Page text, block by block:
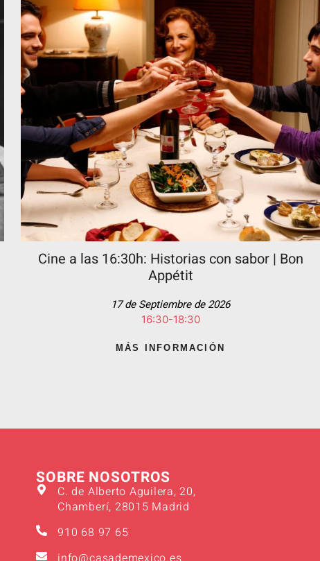
Cine a las 16:30h: Historias con sabor | Bon
Appétit
17 de Septiembre de 2026
16:30-18:30
MÁS INFORMACIÓN
SOBRE NOSOTROS
C. de Alberto Aguilera, 20,
Chamberí, 28015 Madrid
910 68 97 65